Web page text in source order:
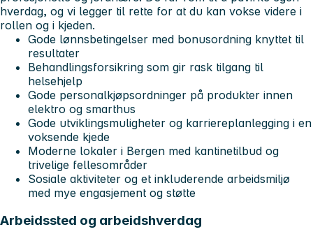
hverdag, og vi legger til rette for at du kan vokse videre i
rollen og i kjeden.
Gode lønnsbetingelser med bonusordning knyttet til
resultater
Behandlingsforsikring som gir rask tilgang til
helsehjelp
Gode personalkjøpsordninger på produkter innen
elektro og smarthus
Gode utviklingsmuligheter og karriereplanlegging i en
voksende kjede
Moderne lokaler i Bergen med kantinetilbud og
trivelige fellesområder
Sosiale aktiviteter og et inkluderende arbeidsmiljø
med mye engasjement og støtte
Arbeidssted og arbeidshverdag